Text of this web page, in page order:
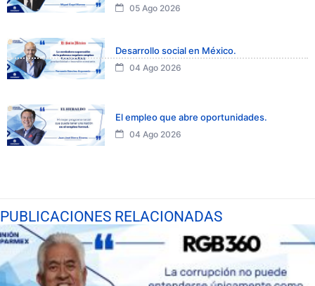
05 Ago 2026
Desarrollo social en México.
04 Ago 2026
El empleo que abre oportunidades.
04 Ago 2026
PUBLICACIONES RELACIONADAS